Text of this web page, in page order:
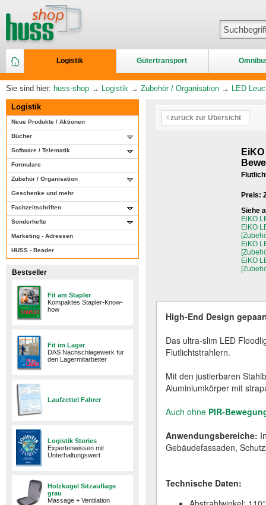
Logistik Gütertransport
Sie sind hier: huss-shop → Logistik → Zubehör / Organisation → LED
Logistik
Neue Produkte / Aktionen
Bücher
Software / Telematik
Formulare
Zubehör / Organisation
Geschenke und mehr
Fachzeitschriften
Sonderhefte
Marketing - Adressen
HUSS - Reader
Bestseller
Fit am Stapler
Kompaktes Stapler-Know-
how
Fit im Lager
DAS Nachschlagewerk für
den Lagermitarbeiter
Laufzettel Fahrer
Logistik Stories
Expertenwissen mit
Unterhaltungswert
Holzkugel Sitzauflage
grau
Massage + Ventilation
zurück zur Übersicht
Preis:
Siehe
EiKO
EiKO
EiKO
EiKO
High-End Design
Das ultra-slim LED
Flutlichtstrahlern.
Mit den justierbaren
Aluminiumkörper mit
Auch ohne PIR-
Anwendungsbereiche:
Gebäudefassaden,
Technische Daten: